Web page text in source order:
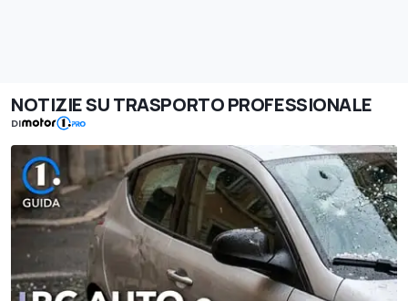
NOTIZIE SU TRASPORTO PROFESSIONALE
DI